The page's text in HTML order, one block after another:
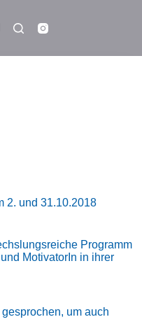
2. und 31.10.2018
Programm
MotivatorIn in ihrer
um auch